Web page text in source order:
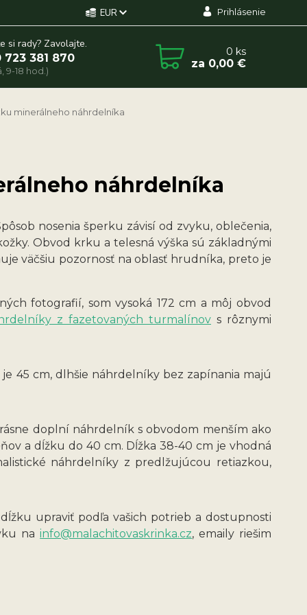
EUR Prihlásenie
si rady? Zavolajte.
723 381 870
9-18 hod.)
0 ks
za 0,00 €
minerálneho náhrdelníka
náhrdelníka
nosenia šperku závisí od zvyku, oblečenia,
Obvod krku a telesná výška sú základnými
väčšiu pozornosť na oblasť hrudníka, preto je
fotografií, som vysoká 172 cm a môj obvod
z fazetovaných turmalínovs rôznymi
je 45 cm, dlhšie náhrdelníky bez zapínania majú
doplní náhrdelník s obvodom menším ako
a dĺžku do 40 cm. Dĺžka 38-40 cm je vhodná
náhrdelníky z predlžujúcou retiazkou,
upraviť podľa vašich potrieb a dostupnosti
nainfo@malachitovaskrinka.cz, emaily riešim